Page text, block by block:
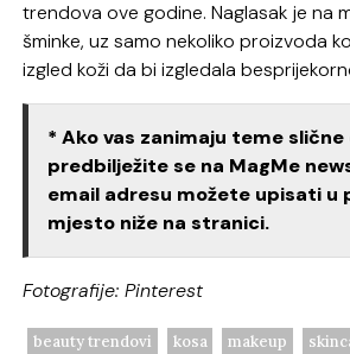
trendova ove godine. Naglasak je na
šminke, uz samo nekoliko proizvoda
izgled koži da bi izgledala
* Ako vas zanimaju teme slične
predbilježite se na MagMe
email adresu možete upisati u
mjesto niže na stranici.
Fotografije: Pinterest
beauty trendovi kosa makeup